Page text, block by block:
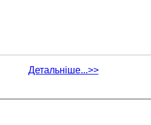
Детальніше...>>